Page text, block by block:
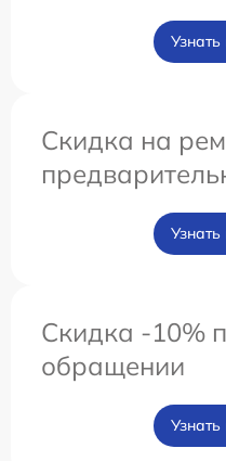
Скидка на
Скидка -10%
обращении